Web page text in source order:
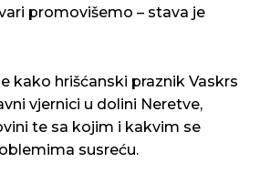
promovišemo – stava je
kako hrišćanski praznik Vaskrs
vjernici u dolini Neretve,
te sa kojim i kakvim se
susreću.